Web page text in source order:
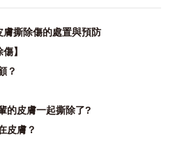
撕除傷的處置與預防
】
？
的皮膚一起撕除了?
皮膚？